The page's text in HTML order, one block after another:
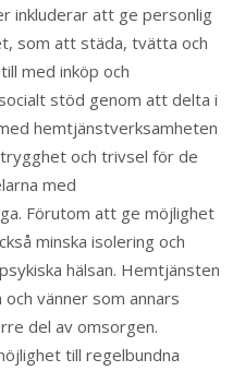
inkluderar att ge personlig
som att städa, tvätta och
med inköp och
stöd genom att delta i
hemtjänstverksamheten
och trivsel för de
med
Förutom att ge möjlighet
minska isolering och
hälsan. Hemtjänsten
vänner som annars
del av omsorgen.
till regelbundna